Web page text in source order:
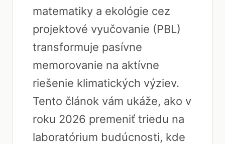
matematiky a ekológie cez
projektové vyučovanie (PBL)
transformuje pasívne
memorovanie na aktívne
riešenie klimatických výziev.
Tento článok vám ukáže, ako v
roku 2026 premeniť triedu na
laboratórium budúcnosti, kde